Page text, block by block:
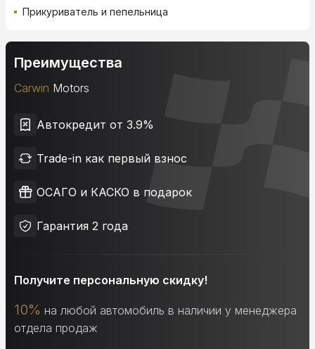
Прикуриватель и пепельница
Преимущества
Carwin Motors
Автокредит от 3.9%
Trade-in как первый взнос
ОСАГО и КАСКО в подарок
Гарантия 2 года
Получите персональную скидку!
10% на любой автомобиль в наличии у менеджера
отдела продаж